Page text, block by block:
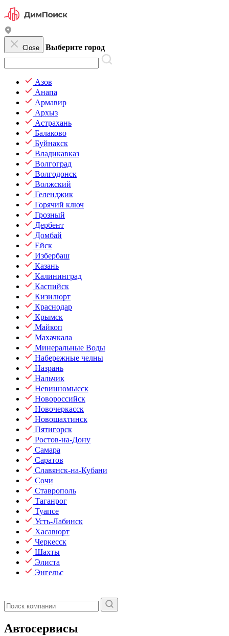
Close Выберите город
Азов
Анапа
Армавир
Архыз
Астрахань
Балаково
Буйнакск
Владикавказ
Волгоград
Волгодонск
Волжский
Геленджик
Горячий ключ
Грозный
Дербент
Домбай
Ейск
Избербаш
Казань
Калининград
Каспийск
Кизилюрт
Краснодар
Крымск
Майкоп
Махачкала
Минеральные Воды
Набережные челны
Назрань
Нальчик
Невинномысск
Новороссийск
Новочеркасск
Новошахтинск
Пятигорск
Ростов-на-Дону
Самара
Саратов
Славянск-на-Кубани
Сочи
Ставрополь
Таганрог
Туапсе
Усть-Лабинск
Хасавюрт
Черкесск
Шахты
Элиста
Энгельс
Автосервисы